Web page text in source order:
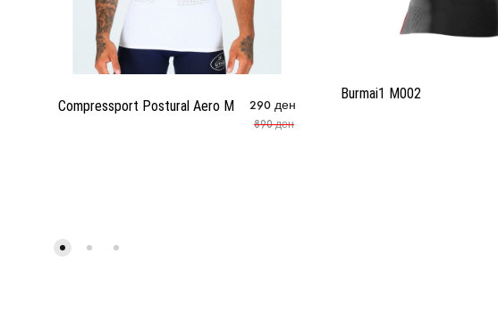
Compressport Postural Aero M 290 ден
890ден
Burmai1 M002